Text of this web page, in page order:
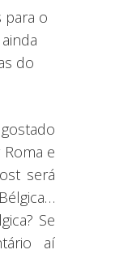
para o
do
e
será
Se
aí